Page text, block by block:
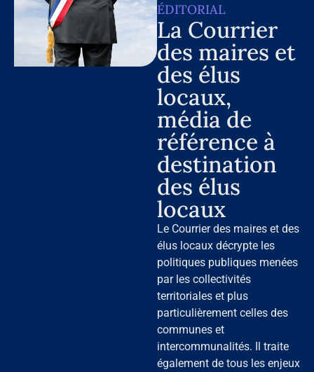
ÉDITORIAL
La Courrier
des maires et
des élus
locaux,
média de
référence à
destination
des élus
locaux
Le Courrier des maires et des
élus locaux décrypte les
politiques publiques menées
par les collectivités
territoriales et plus
particulièrement celles des
communes et
intercommunalités. Il traite
également de tous les enjeux